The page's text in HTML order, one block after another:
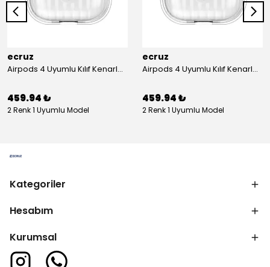
ecruz
Airpods 4 Uyumlu Kılıf Kenarları Renkli Şeffaf Dilimli Silikon Ecruz Airbag 40 Uyumlu Kılıf
459.94 ₺
2 Renk 1 Uyumlu Model
ecruz
Airpods 4 Uyumlu Kılıf Kenarları Renkli Şeffaf Dilimli Silikon Ecruz Airbag 40 Uyumlu Kılıf
459.94 ₺
2 Renk 1 Uyumlu Model
Kategoriler
Hesabım
Kurumsal